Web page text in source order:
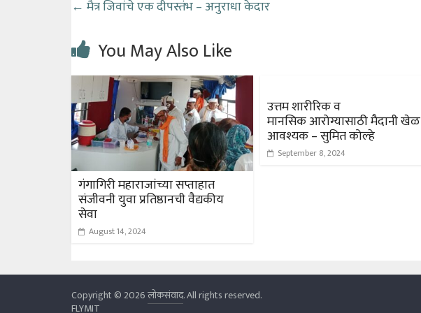
← मैत्र जिवांचे एक दीपस्तंभ – अनुराधा केदार
You May Also Like
गंगागिरी महाराजांच्या सप्ताहात
संजीवनी युवा प्रतिष्ठानची वैद्यकीय
सेवा
August 14, 2024
उत्तम शारीरिक व
मानसिक आरोग्यासाठी मैदानी खेळ
आवश्यक – सुमित कोल्हे
September 8, 2024
Copyright © 2026लोकसंवाद. All rights reserved.
FLYMIT